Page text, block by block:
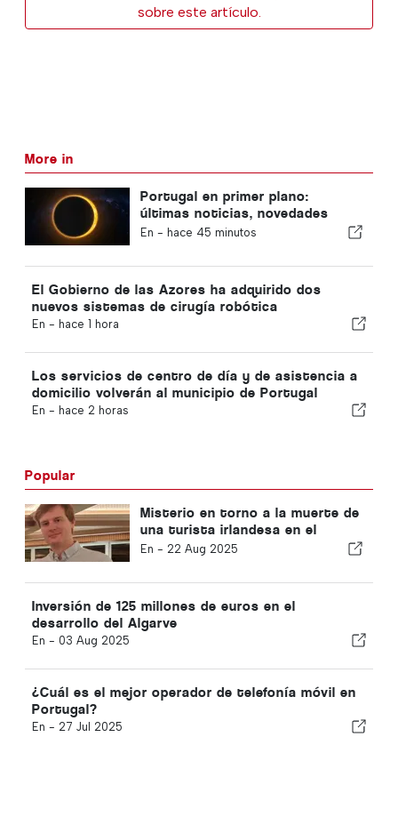
sobre este artículo.
More in
Portugal en primer plano:
últimas noticias, novedades
sobre viajes y las noticias más
titulares
En - hace 45 minutos
El Gobierno de las Azores ha adquirido dos
nuevos sistemas de cirugía robótica
En - hace 1 hora
Los servicios de centro de día y de asistencia a
domicilio volverán al municipio de Portugal
En - hace 2 horas
Popular
Misterio en torno a la muerte de
una turista irlandesa en el
Algarve
En - 22 Aug 2025
Inversión de 125 millones de euros en el
desarrollo del Algarve
En - 03 Aug 2025
¿Cuál es el mejor operador de telefonía móvil en
Portugal?
En - 27 Jul 2025